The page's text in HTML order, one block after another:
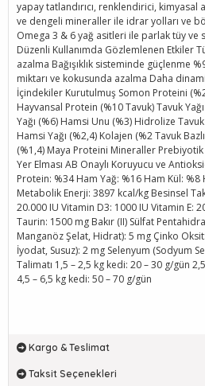
yapay tatlandırıcı, renklendirici, kimyasal
ve dengeli mineraller ile idrar yolları ve
Omega 3 & 6 yağ asitleri ile parlak tüy ve
Düzenli Kullanımda Gözlemlenen Etkiler
azalma Bağışıklık sisteminde güçlenme
miktarı ve kokusunda azalma Daha
İçindekiler Kurutulmuş Somon Proteini
Hayvansal Protein (%10 Tavuk) Tavuk
Yağı (%6) Hamsi Unu (%3) Hidrolize
Hamsi Yağı (%2,4) Kolajen (%2 Tavuk
(%1,4) Maya Proteini Mineraller
Yer Elması AB Onaylı Koruyucu ve
Protein: %34 Ham Yağ: %16 Ham Kül: %8
Metabolik Enerji: 3897 kcal/kg Besinsel
20.000 IU Vitamin D3: 1000 IU Vitamin E:
Taurin: 1500 mg Bakır (II) Sülfat
Manganöz Şelat, Hidrat): 5 mg Çinko
İyodat, Susuz): 2 mg Selenyum (Sodyum
Talimatı 1,5 – 2,5 kg kedi: 20 – 30 g/gün
4,5 – 6,5 kg kedi: 50 – 70 g/gün
Kargo & Teslimat
Taksit Seçenekleri